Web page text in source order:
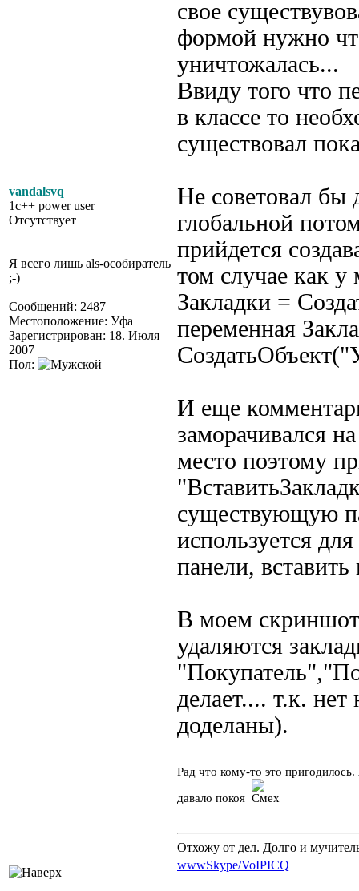
vandalsvq
1c++ power user
Отсутствует
Я всего лишь als-особиратель
;-)
Сообщений: 2487
Местоположение: Уфа
Зарегистрирован: 18. Июля
2007
Пол:
свое
формой нужно
уничтожалась...
Ввиду того что
в классе то
существовал
Не советовал бы
глобальной
прийдется
том случае как у
Закладки =
переменная
И еще
заморачивался
место поэтому
существующую
используется
панели,
В моем
удаляются
делает.... т.к.
доделаны).
Рад что кому-то это
давало покоя
Отхожу от дел. Долго и
wwwSkype/VoIPICQ